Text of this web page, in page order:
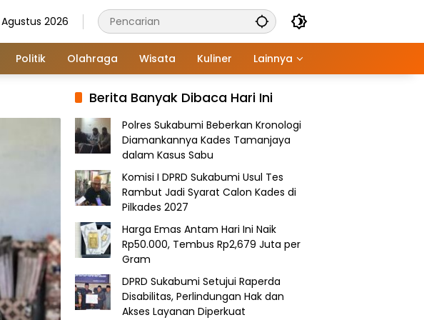
2026
Politik Olahraga Wisata Kuliner Lainnya
Berita Banyak Dibaca Hari Ini
Polres Sukabumi Beberkan Kronologi
Diamankannya Kades Tamanjaya
dalam Kasus Sabu
Komisi I DPRD Sukabumi Usul Tes
Rambut Jadi Syarat Calon Kades di
Pilkades 2027
Harga Emas Antam Hari Ini Naik
Rp50.000, Tembus Rp2,679 Juta per
Gram
DPRD Sukabumi Setujui Raperda
Disabilitas, Perlindungan Hak dan
Akses Layanan Diperkuat